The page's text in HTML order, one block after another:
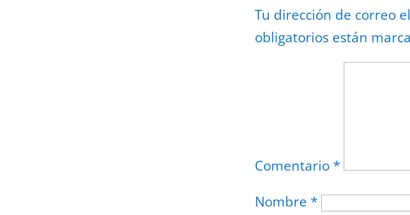
Tu dirección de correo
obligatorios están
Comentario *
Nombre *